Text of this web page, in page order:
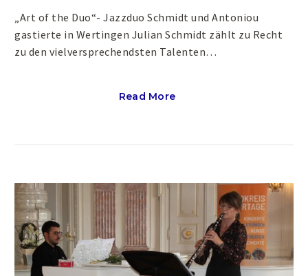
„Art of the Duo“- Jazzduo Schmidt und Antoniou
gastierte in Wertingen Julian Schmidt zählt zu Recht
zu den vielversprechendsten Talenten…
Read More